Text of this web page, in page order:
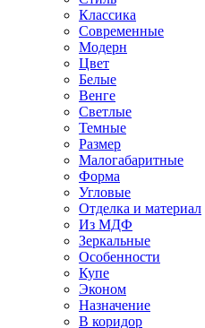
Классика
Современные
Модерн
Цвет
Белые
Венге
Светлые
Темные
Размер
Малогабаритные
Форма
Угловые
Отделка и материал
Из МДФ
Зеркальные
Особенности
Купе
Эконом
Назначение
В коридор